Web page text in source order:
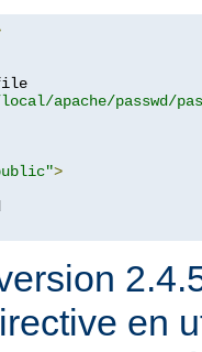
apache/passwd/
>
en